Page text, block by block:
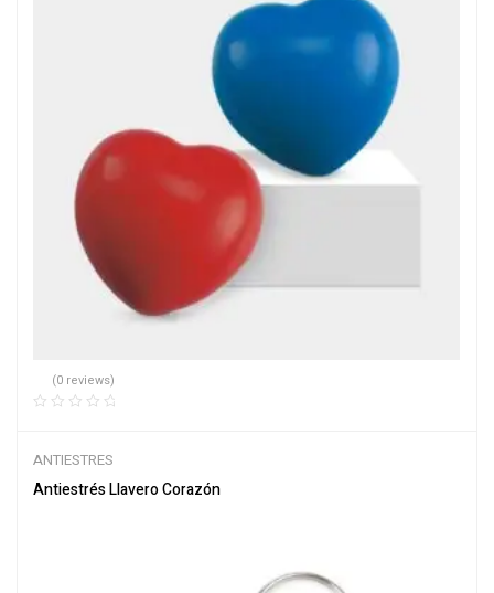
(0 reviews)
ANTIESTRES
Antiestrés Llavero Corazón